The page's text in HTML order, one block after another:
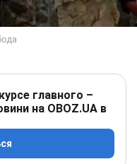
главного –
на OBOZ.UA в